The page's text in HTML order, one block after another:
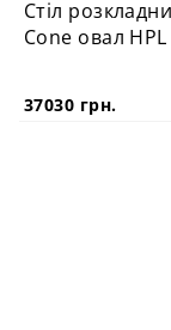
Стіл
Cone овал HPL
37030 грн.